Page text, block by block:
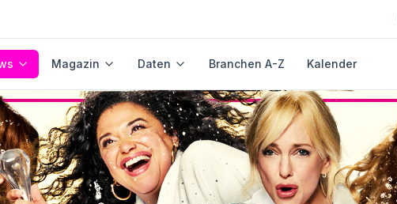
Magazin Daten Branchen A-Z Kalender